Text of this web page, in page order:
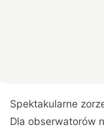
Spektakularne
Dla obserwatorów